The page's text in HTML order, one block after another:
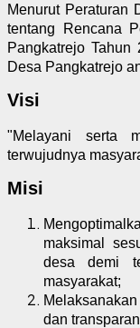
Menurut Peraturan
tentang Rencana
Pangkatrejo
Desa Pangkatrejo
Visi
"Melayani serta
terwujudnya
Misi
maksimal
desa demi
masyarakat;
dan